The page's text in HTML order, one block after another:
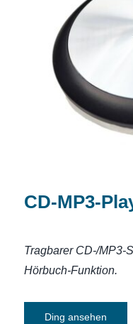
CD-
CD-MP3-
Tragbarer CD-/MP3-
Hörbuch-Funktion.
Ding ansehen